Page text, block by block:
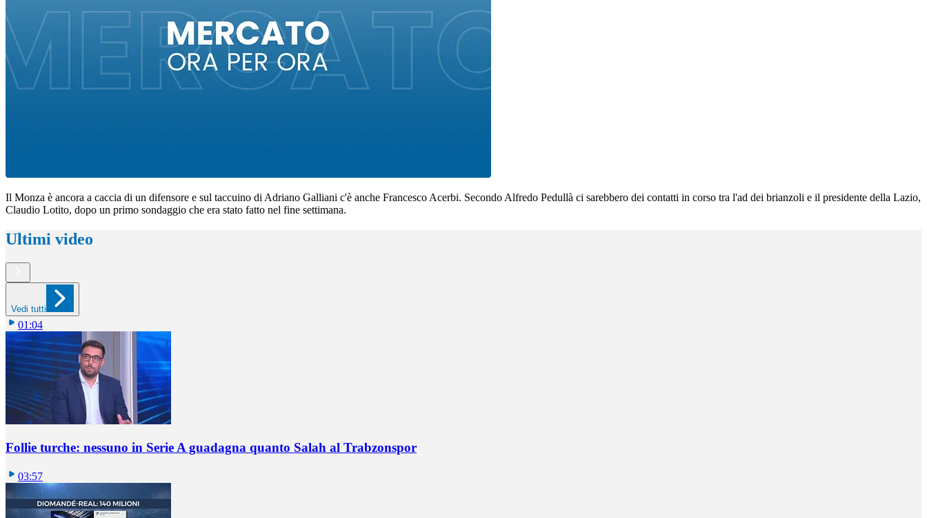
Il Monza è ancora a caccia di un difensore e sul taccuino di Adriano Galliani c'è anche Francesco Acerbi. Secondo Alfredo Pedullà ci sarebbero dei contatti in corso tra l'ad dei brianzoli e il presidente della Lazio,
Claudio Lotito, dopo un primo sondaggio che era stato fatto nel fine settimana.
Ultimi video
Vedi tutti
01:04
Follie turche: nessuno in Serie A guadagna quanto Salah al Trabzonspor
03:57